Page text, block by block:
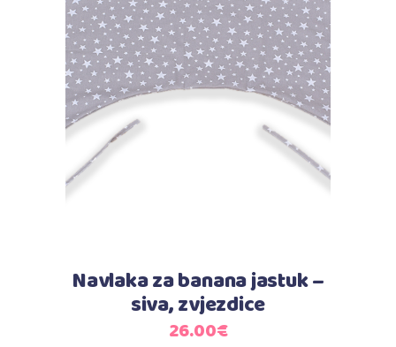
Dodaj u košaricu
Navlaka za banana jastuk –
siva, zvjezdice
26.00€